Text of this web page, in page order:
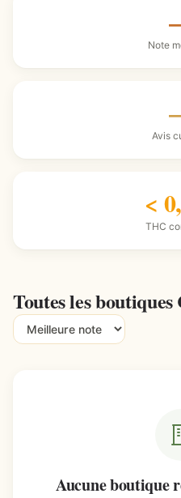
Note
Avis
<
THC
Toutes les
Aucune boutique